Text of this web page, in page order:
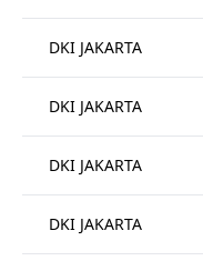
DKI JAKARTA
DKI JAKARTA
DKI JAKARTA
DKI JAKARTA